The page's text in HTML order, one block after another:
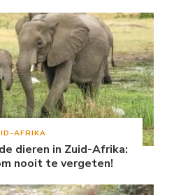
AFRIKA
dieren in Zuid-Afrika:
nooit te vergeten!